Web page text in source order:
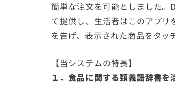
簡単な注文を可能としました
て提供し、生活者はこのアプ
を告げ、表示された商品をタッ
【当システムの特長】
１．食品に関する類義語辞書を